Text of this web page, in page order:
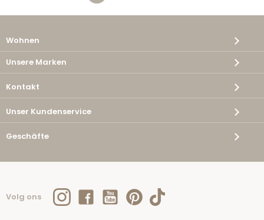
Wohnen
Unsere Marken
Kontakt
Unser Kundenservice
Geschäfte
Volg ons